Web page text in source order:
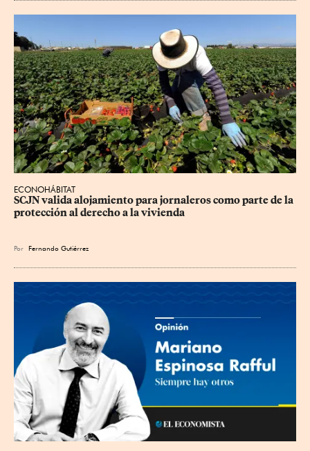
ECONOHÁBITAT
SCJN valida alojamiento para jornaleros como parte de la
protección al derecho a la vivienda
Por Fernando Gutiérrez